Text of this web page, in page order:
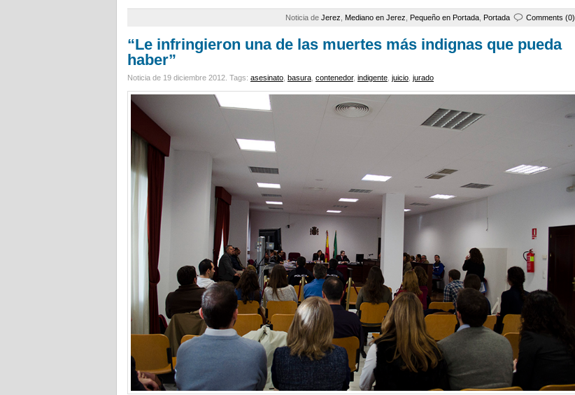
Noticia de Jerez Mediano en Jerez Pequeño en Portada Portada Comments (0)
“Le infringieron una de las muertes más indignas que pueda
haber”
Noticia de 19 diciembre 2012. Tags: asesinato basura contenedor, indigente juicio jurado